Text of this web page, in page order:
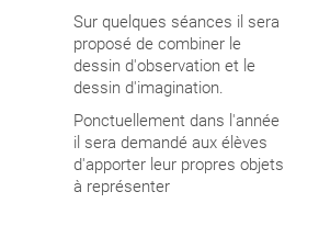
Sur quelques séances il sera
proposé de combiner le
dessin d'observation et le
dessin d'imagination.
Ponctuellement dans l'année
il sera demandé aux élèves
d'apporter leur propres objets
à représenter